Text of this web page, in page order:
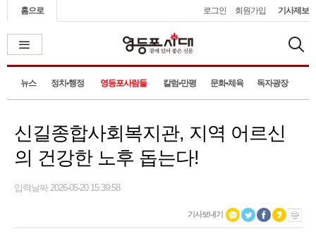
홈으로 로그인 회원가입 기사제보
뉴스 정치•행정 영등포사람들 칼럼•만평 문화•체육 독자광장
신길종합사회복지관, 지역 어르신
의 건강한 노후 돕는다!
입력날짜 2026-05-20 15:39:58
기사보내기